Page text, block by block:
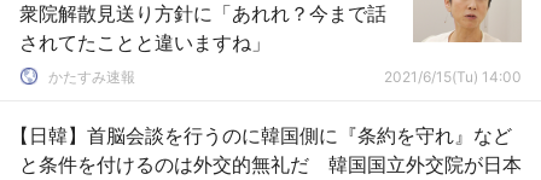
衆院解散見送り方針に「あれれ？今まで話
されてたことと違いますね」
かたすみ速報 2021/6/15(Tu) 14:00
【日韓】首脳会談を行うのに韓国側に『条約を守れ』など
と条件を付けるのは外交的無礼だ 韓国国立外交院が日本